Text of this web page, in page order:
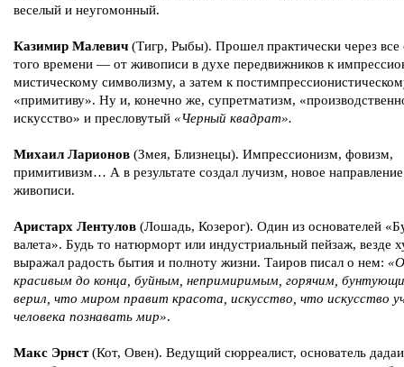
веселый и неугомонный.
Казимир Малевич (Тигр, Рыбы). Прошел практически через все
того времени — от живописи в духе передвижников к
мистическому символизму, а затем к
«примитиву». Ну и, конечно же, супретматизм,
искусство» и пресловутый «Черный квадрат».
Михаил Ларионов (Змея, Близнецы). Импрессионизм, фовизм,
примитивизм… А в результате создал лучизм, новое
живописи.
Аристарх Лентулов (Лошадь, Козерог). Один из основателей
валета». Будь то натюрморт или индустриальный пейзаж, везде
выражал радость бытия и полноту жизни. Таиров писал о нем:
красивым до конца, буйным, непримиримым, горячим,
верил, что миром правит красота, искусство, что искусство
человека познавать мир».
Макс Эрнст(Кот, Овен). Ведущий сюрреалист, основатель